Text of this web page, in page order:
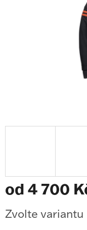
od 4 700
cena:
Zvolte variantu